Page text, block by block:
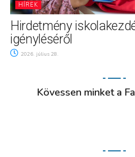
HÍREK
Hirdetmény
igényléséről
2026. július 28.
Kövessen minket a